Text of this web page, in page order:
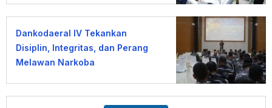
Dankodaeral IV Tekankan
Disiplin, Integritas, dan Perang
Melawan Narkoba